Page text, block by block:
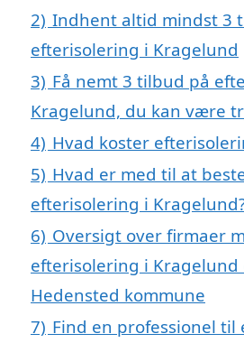
2) Indhent altid mindst 3
efterisolering i Kragelund
3) Få nemt 3 tilbud på
Kragelund, du kan være
4) Hvad koster
5) Hvad er med til at
efterisolering i
6) Oversigt over firmaer
efterisolering i Kragelund
Hedensted kommune
7) Find en professionel